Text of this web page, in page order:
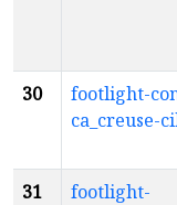
30
footlight-
ca_creuse-
31
footlight-